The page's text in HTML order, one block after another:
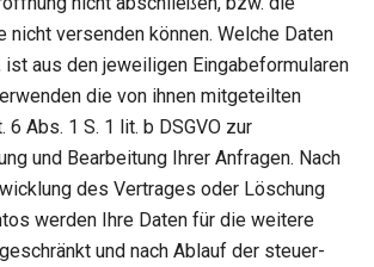
nicht versenden können. Welche Daten
ist aus den jeweiligen Eingabeformularen
die von ihnen mitgeteilten
6 Abs. 1 S. 1 lit. b DSGVO zur
und Bearbeitung Ihrer Anfragen. Nach
des Vertrages oder Löschung
werden Ihre Daten für die weitere
und nach Ablauf der steuer-